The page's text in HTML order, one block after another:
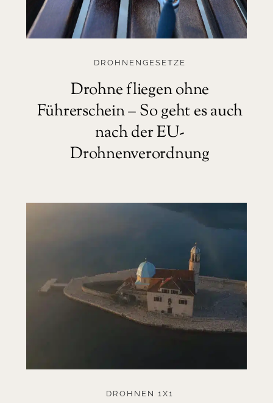
Drohne fliegen ohne
Führerschein – So geht es auch
nach der EU-
Drohnenverordnung
DROHNENGESETZE
DROHNEN 1X1